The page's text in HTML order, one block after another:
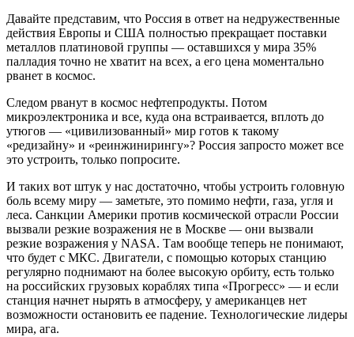
Давайте представим, что Россия в ответ на недружественные
действия Европы и США полностью прекращает поставки
металлов платиновой группы — оставшихся у мира 35%
палладия точно не хватит на всех, а его цена моментально
рванет в космос.
Следом рванут в космос нефтепродукты. Потом
микроэлектроника и все, куда она встраивается, вплоть до
утюгов — «цивилизованный» мир готов к такому
«редизайну» и «реинжинирингу»? Россия запросто может все
это устроить, только попросите.
И таких вот штук у нас достаточно, чтобы устроить головную
боль всему миру — заметьте, это помимо нефти, газа, угля и
леса. Санкции Америки против космической отрасли России
вызвали резкие возражения не в Москве — они вызвали
резкие возражения у NASA. Там вообще теперь не понимают,
что будет с МКС. Двигатели, с помощью которых станцию
регулярно поднимают на более высокую орбиту, есть только
на российских грузовых кораблях типа «Прогресс» — и если
станция начнет нырять в атмосферу, у американцев нет
возможности остановить ее падение. Технологические лидеры
мира, ага.